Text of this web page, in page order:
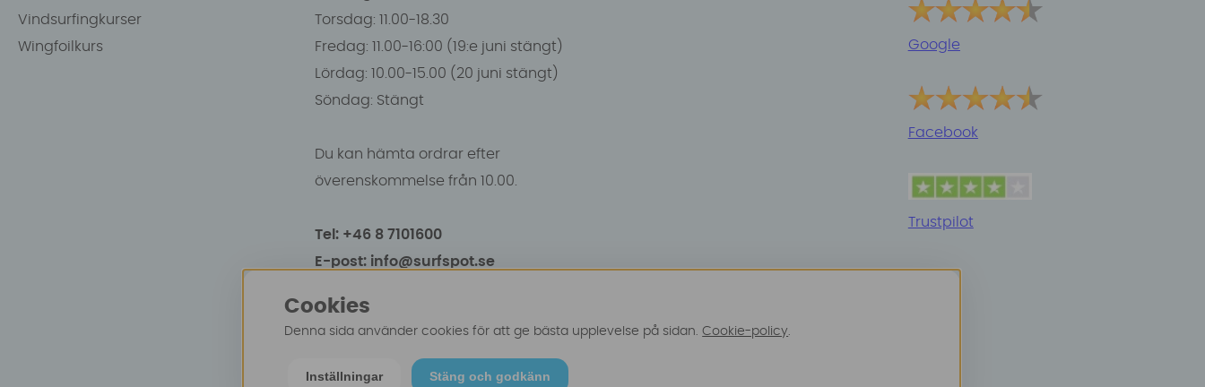
Vindsurfingkurser
Wingfoilkurs
Torsdag: 11.00-18.30
Fredag: 11.00-16:00 (19:e juni stängt)
Lördag: 10.00-15.00 (20 juni stängt)
Söndag: Stängt
Du kan hämta ordrar efter
överenskommelse från 10.00.
Tel: +46 8 7101600
E-post: info@surfspot.se
Google
Facebook
Trustpilot
Cookies
Denna sida använder cookies för att ge bästa upplevelse på sidan.Cookie-policy.
Inställningar Stäng och godkänn